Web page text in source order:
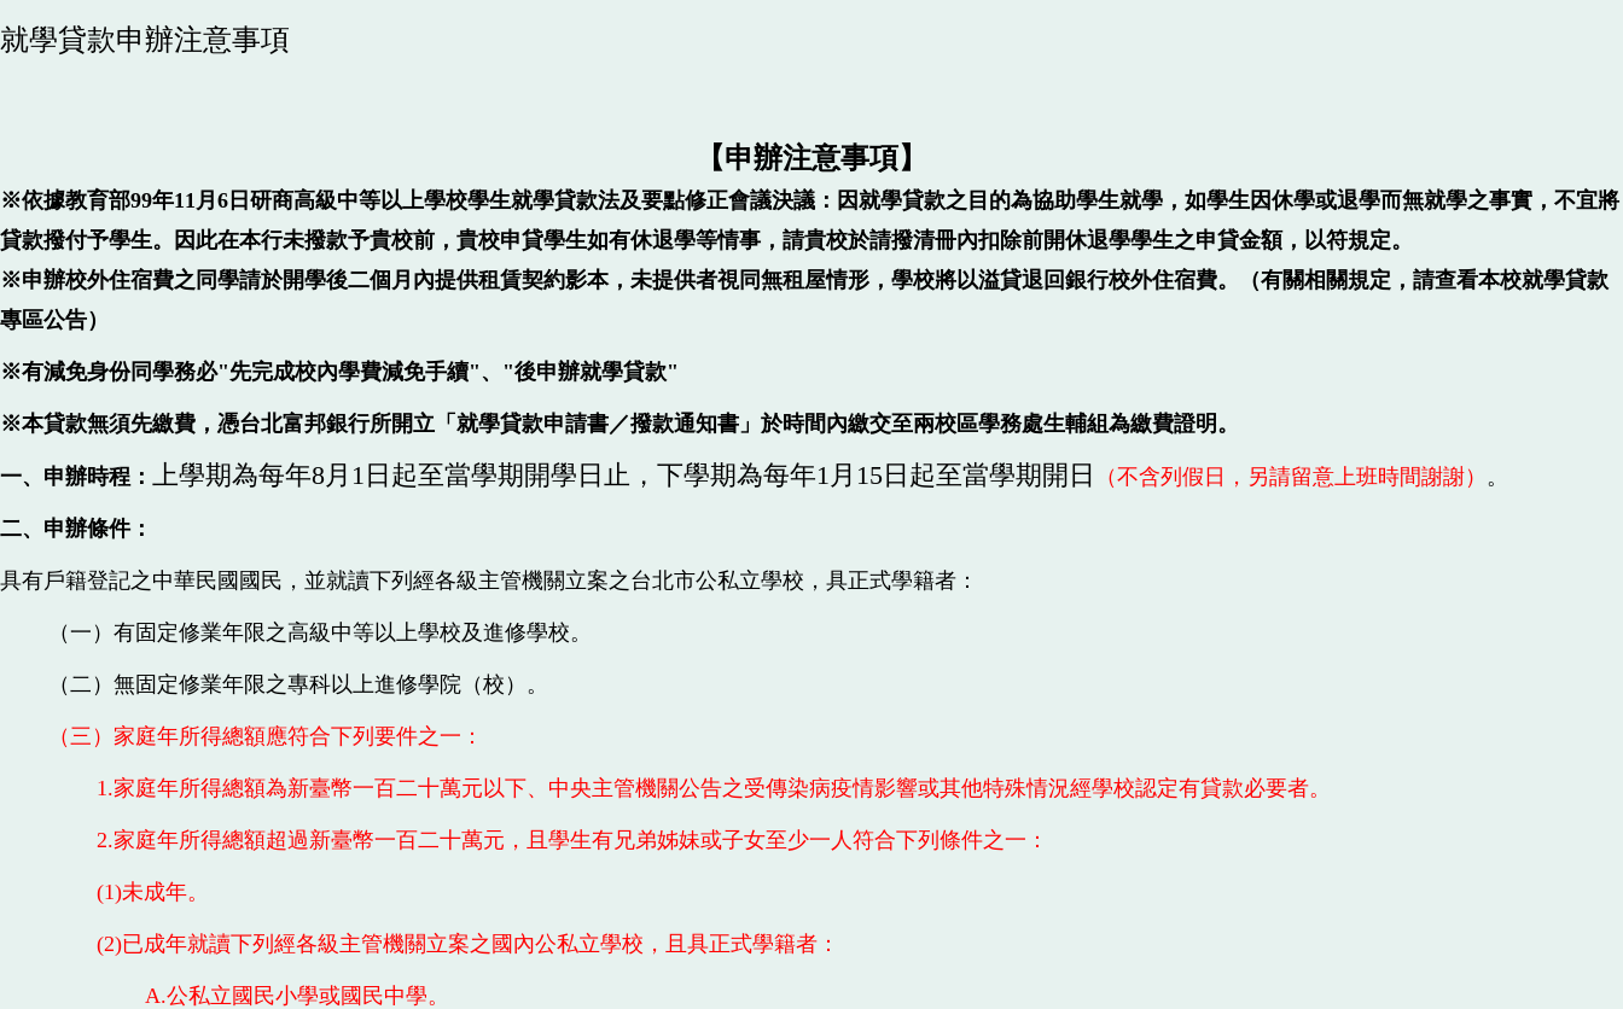
就學貸款申辦注意事項
【申辦注意事項】
※依據教育部99年11月6日研商高級中等以上學校學生就學貸款法及要點修正會議決議：因就學貸款之目的為協助學生就學，如學生因休學或退學而無就學之事實，不宜將
貸款撥付予學生。因此在本行未撥款予貴校前，貴校申貸學生如有休退學等情事，請貴校於請撥清冊內扣除前開休退學學生之申貸金額，以符規定。
※申辦校外住宿費之同學請於開學後二個月內提供租賃契約影本，未提供者視同無租屋情形，學校將以溢貸退回銀行校外住宿費。（有關相關規定，請查看本校就學貸款
專區公告）
※有減免身份同學務必"先完成校內學費減免手續"、"後申辦就學貸款"
※本貸款無須先繳費，憑台北富邦銀行所開立「就學貸款申請書／撥款通知書」於時間內繳交至兩校區學務處生輔組為繳費證明。
一、申辦時程： 上學期為每年8月1日起至當學期開學日止，下學期為每年1月15日起至當學期開日 （不含列假日，另請留意上班時間謝謝） 。
二、申辦條件：
具有戶籍登記之中華民國國民，並就讀下列經各級主管機關立案之台北市公私立學校，具正式學籍者：
（一）有固定修業年限之高級中等以上學校及進修學校。
（二）無固定修業年限之專科以上進修學院（校）。
（三）家庭年所得總額應符合下列要件之一：
1.家庭年所得總額為新臺幣一百二十萬元以下、中央主管機關公告之受傳染病疫情影響或其他特殊情況經學校認定有貸款必要者。
2.家庭年所得總額超過新臺幣一百二十萬元，且學生有兄弟姊妹或子女至少一人符合下列條件之一：
(1)未成年。
(2)已成年就讀下列經各級主管機關立案之國內公私立學校，且具正式學籍者：
A.公私立國民小學或國民中學。